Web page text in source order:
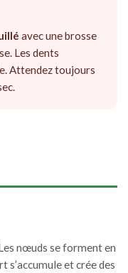
avec une brosse
Les dents
Attendez toujours
nœuds se forment en
s’accumule et crée des